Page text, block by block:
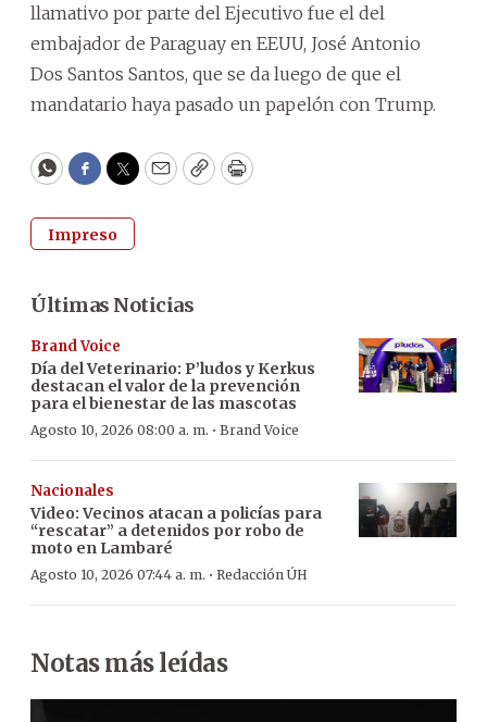
llamativo por parte del Ejecutivo fue el del
embajador de Paraguay en EEUU, José Antonio
Dos Santos Santos, que se da luego de que el
mandatario haya pasado un papelón con Trump.
WhatsApp
Facebook
Twitter
EmailCopyPrint
Impreso
Últimas Noticias
Brand Voice
Día del Veterinario: P’ludos y Kerkus
destacan el valor de la prevención
para el bienestar de las mascotas
Agosto 10, 2026 08:00 a. m. · Brand Voice
Nacionales
Video: Vecinos atacan a policías para
“rescatar” a detenidos por robo de
moto en Lambaré
Agosto 10, 2026 07:44 a. m. · Redacción ÚH
Notas más leídas